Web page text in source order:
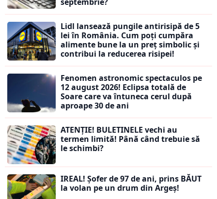
Lidl lansează pungile antirisipă de 5
lei în România. Cum poți cumpăra
alimente bune la un preț simbolic și
contribui la reducerea risipei!
Fenomen astronomic spectaculos pe
12 august 2026! Eclipsa totală de
Soare care va întuneca cerul după
aproape 30 de ani
ATENȚIE! BULETINELE vechi au
termen limită! Până când trebuie să
le schimbi?
IREAL! Șofer de 97 de ani, prins BĂUT
la volan pe un drum din Argeș!